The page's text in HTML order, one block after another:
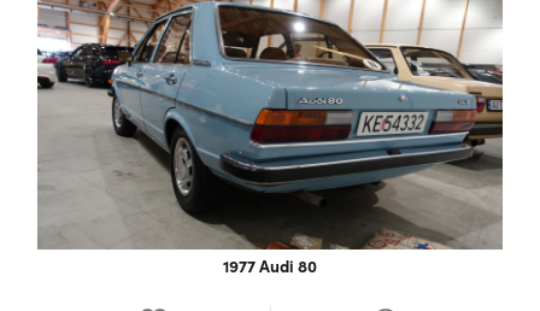
1977 Audi 80